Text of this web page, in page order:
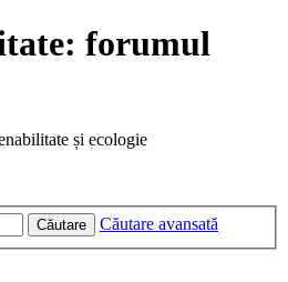
forumul
și ecologie
Căutare Căutare avansată